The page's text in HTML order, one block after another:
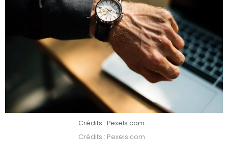
Crédits : Pexels.com
Crédits : Pexels.com